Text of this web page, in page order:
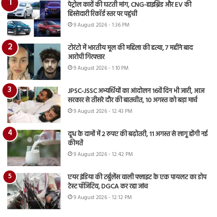
पेट्रोल कारों की घटती मांग, CNG-हाइब्रिड और EV की
हिस्सेदारी रिकॉर्ड स्तर पर पहुंची
9 August 2026 - 1:36 PM
टोरंटो में भारतीय मूल की महिला की हत्या, 7 महीने बाद
आरोपी गिरफ्तार
9 August 2026 - 1:10 PM
JPSC-JSSC अभ्यर्थियों का आंदोलन 16वें दिन भी जारी, आज
सरकार से तीसरे दौर की बातचीत, 10 अगस्त को बड़ा मार्च
9 August 2026 - 12:43 PM
दूध के दामों में 2 रुपए की बढ़ोतरी, 11 अगस्त से लागू होंगी नई
कीमतें
9 August 2026 - 12:42 PM
एयर इंडिया की टर्बुलेंस वाली फ्लाइट के एक पायलट का डोप
टेस्ट पॉजिटिव, DGCA कर रहा जांच
9 August 2026 - 12:12 PM